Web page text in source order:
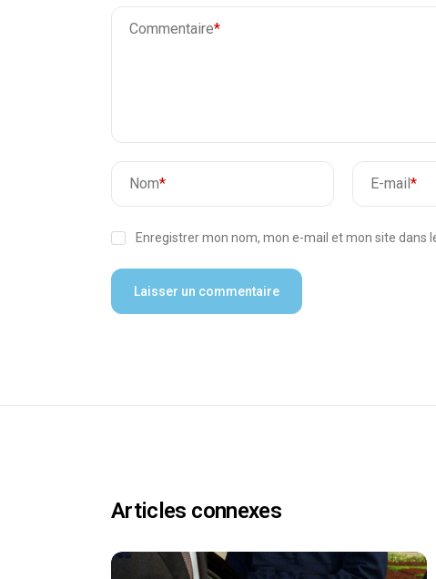
Commentaire*
Nom* E-mail*
Enregistrer mon nom, mon e-mail et mon site dans
Articles connexes